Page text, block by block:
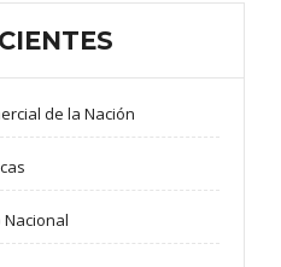
de la Nación